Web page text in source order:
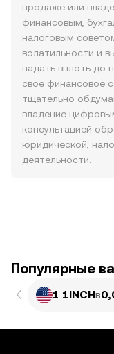
продаже или
финансовым,
налоговым
волатильности и
падать вплоть до
свое финансовое
тщательно
владение
консультацией
юридической,
деятельности.
Популярные
1 1INCHв